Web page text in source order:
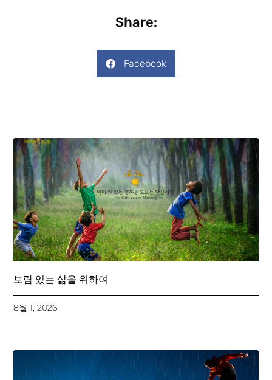
Share:
Facebook
보람 있는 삶을 위하여
8월 1, 2026